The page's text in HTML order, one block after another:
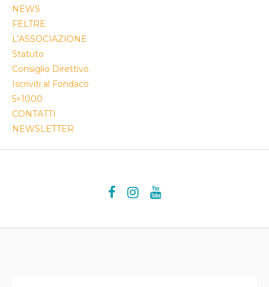
NEWS
FELTRE
L’ASSOCIAZIONE
Statuto
Consiglio Direttivo
Iscriviti al Fondaco
5×1000
CONTATTI
NEWSLETTER